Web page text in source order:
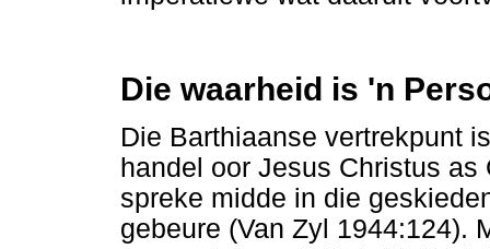
Die waarheid is 'n
Die Barthiaanse vertrekpunt
handel oor Jesus Christus
spreke midde in die
gebeure (Van Zyl 1944:124).